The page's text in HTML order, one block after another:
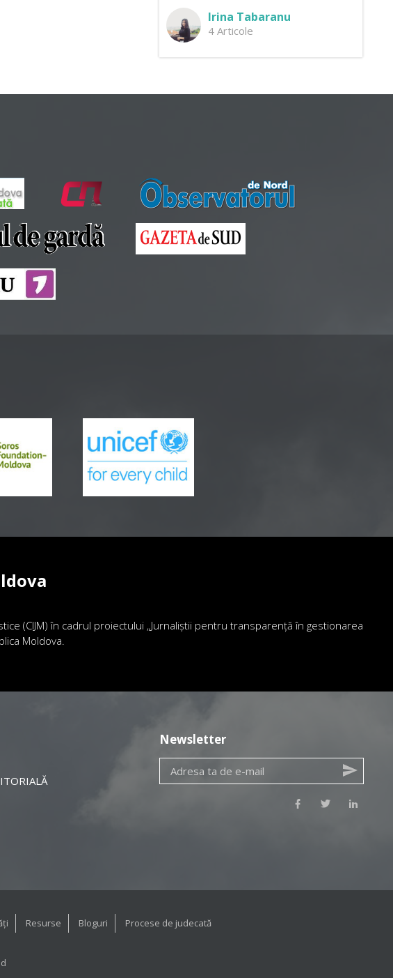
Irina Tabaranu
4 Articole
(CIJM) în cadrul proiectului „Jurnaliștii pentru transparență în gestionarea
Moldova.
Newsletter
Resurse Bloguri Procese de judecată